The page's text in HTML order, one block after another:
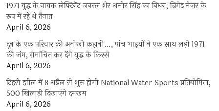
1971 युद्ध के नायक लेफ्टिनेंट जनरल शेर अमीर सिंह का निधन, ब्रिगेड मेजर के
रूप में रहे थे तैनात
April 6, 2026
दून के एक परिवार की अनोखी कहानी…, पांच भाइयों ने एक साथ लड़ी 1971
की जंग, रोमांचित कर देंगे युद्ध के किस्से
April 6, 2026
टिहरी झील में 8 अप्रैल से शुरू होगी National Water Sports प्रतियोगिता,
500 खिलाड़ी दिखाएंगे दमखम
April 6, 2026